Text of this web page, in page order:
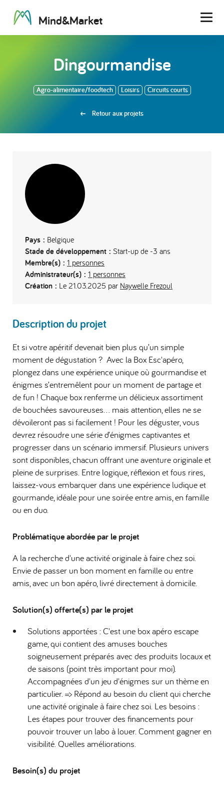
Mind&Market
Dingourmandise
Agro-alimentaire/foodtech Loisirs Circuits courts
Retour aux projets
Pays : Belgique
Stade de développement : Start-up de -3 ans
Membre(s) : 1 personnes
Administrateur(s) : 1 personnes
Création : Le 21.03.2025 par Naywelle Frezoul
Description du projet
Et si votre apéritif devenait bien plus qu’un simple
moment de dégustation ? ​ Avec la Box Esc'apéro,
plongez dans une expérience unique où gourmandise et
énigmes s’entremêlent pour un moment de partage et
de fun !​ ​Chaque box renferme un délicieux assortiment
de bouchées savoureuses… mais attention, elles ne se
dévoileront pas si facilement ! Pour les déguster, vous
devrez résoudre une série d’énigmes captivantes et
progresser dans un scénario immersif. Plusieurs univers
sont disponibles, chacun offrant une aventure originale et
pleine de surprises.​ Entre logique, réflexion et fous rires,
laissez-vous embarquer dans une expérience ludique et
gourmande, idéale pour une soirée entre amis, en famille
ou en duo.
Problématique abordée par le projet
A la recherche d'une activité originale à faire chez soi.
Envie de passer un bon moment en famille ou entre
amis, avec un bon apéro, livré directement à domicile.
Solution(s) offerte(s) par le projet
Solutions apportées : C'est une box apéro escape
game, qui contient des amuses bouches
soigneusement préparés avec des produits locaux et
de saisons (point très important pour moi).
Accompagnées d'un jeu d'énigmes sur un thème en
particulier. => Répond au besoin du client qui cherche
une activité originale à faire chez soi. Les besoins :
Les étapes pour trouver des financements pour
pouvoir trouver un labo à louer. Comment gagner en
visibilité. Quelles améliorations.
Besoin(s) du projet